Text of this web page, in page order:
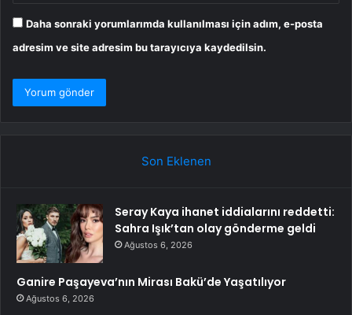
Daha sonraki yorumlarımda kullanılması için adım, e-posta
adresim ve site adresim bu tarayıcıya kaydedilsin.
Son Eklenen
Seray Kaya ihanet iddialarını reddetti:
Sahra Işık’tan olay gönderme geldi
Ağustos 6, 2026
Ganire Paşayeva’nın Mirası Bakü’de Yaşatılıyor
Ağustos 6, 2026